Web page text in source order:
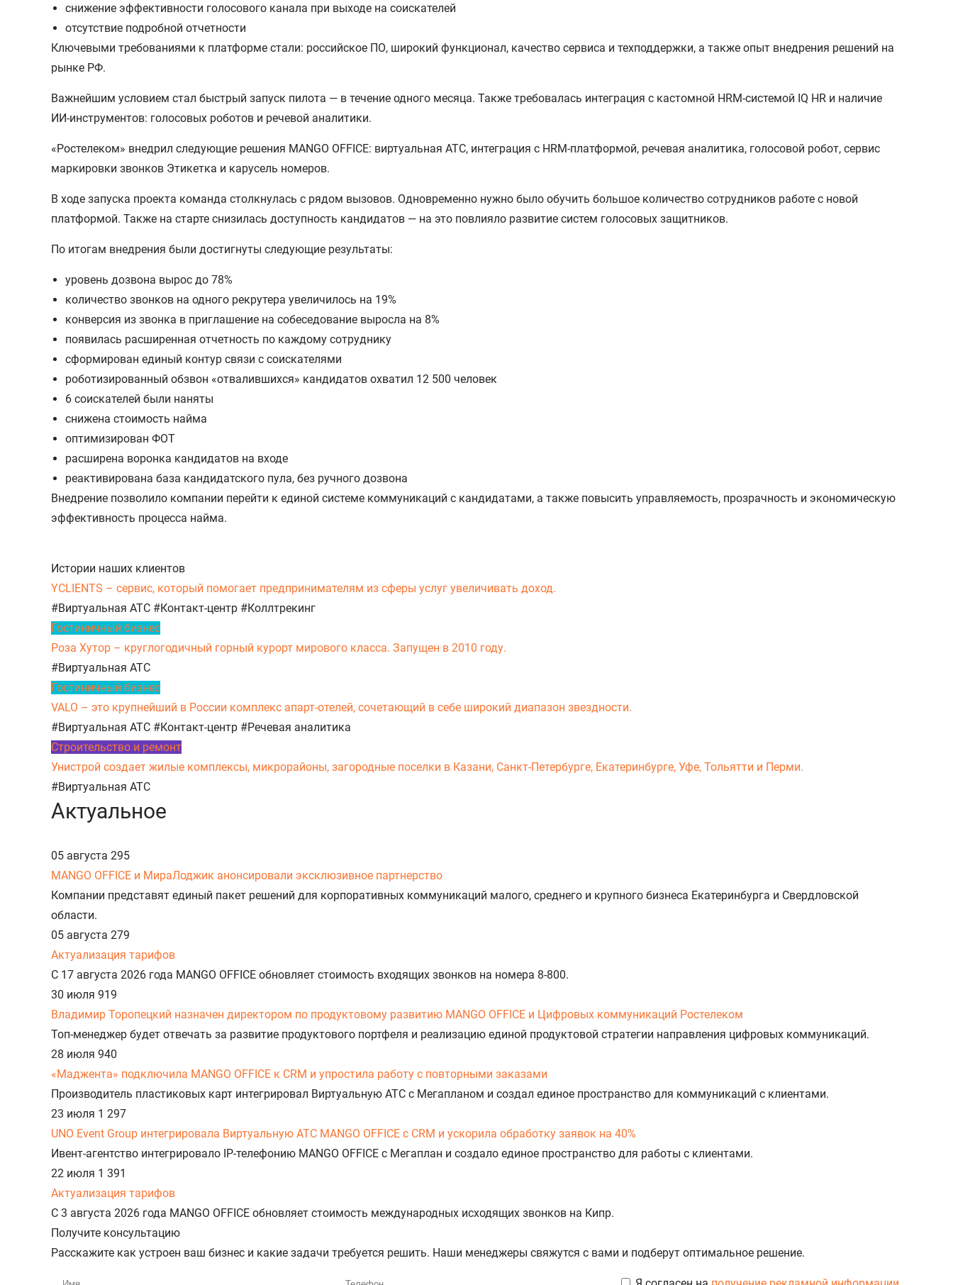
снижение эффективности голосового канала при выходе на соискателей
отсутствие подробной отчетности
Ключевыми требованиями к платформе стали: российское ПО, широкий функционал, качество сервиса и техподдержки, а также опыт внедрения решений на
рынке РФ.
Важнейшим условием стал быстрый запуск пилота — в течение одного месяца. Также требовалась интеграция с кастомной HRM-системой IQ HR и наличие
ИИ-инструментов: голосовых роботов и речевой аналитики.
«Ростелеком» внедрил следующие решения MANGO OFFICE: виртуальная АТС, интеграция с HRM-платформой, речевая аналитика, голосовой робот, сервис
маркировки звонков Этикетка и карусель номеров.
В ходе запуска проекта команда столкнулась с рядом вызовов. Одновременно нужно было обучить большое количество сотрудников работе с новой
платформой. Также на старте снизилась доступность кандидатов — на это повлияло развитие систем голосовых защитников.
По итогам внедрения были достигнуты следующие результаты:
уровень дозвона вырос до 78%
количество звонков на одного рекрутера увеличилось на 19%
конверсия из звонка в приглашение на собеседование выросла на 8%
появилась расширенная отчетность по каждому сотруднику
сформирован единый контур связи с соискателями
роботизированный обзвон «отвалившихся» кандидатов охватил 12 500 человек
6 соискателей были наняты
снижена стоимость найма
оптимизирован ФОТ
расширена воронка кандидатов на входе
реактивирована база кандидатского пула, без ручного дозвона
Внедрение позволило компании перейти к единой системе коммуникаций с кандидатами, а также повысить управляемость, прозрачность и экономическую
эффективность процесса найма.
Истории наших клиентов
YCLIENTS – сервис, который помогает предпринимателям из сферы услуг увеличивать доход.
#Виртуальная АТС #Контакт-центр #Коллтрекинг
Гостиничный бизнес
Роза Хутор – круглогодичный горный курорт мирового класса. Запущен в 2010 году.
#Виртуальная АТС
Гостиничный бизнес
VALO – это крупнейший в России комплекс апарт-отелей, сочетающий в себе широкий диапазон звездности.
#Виртуальная АТС #Контакт-центр #Речевая аналитика
Строительство и ремонт
Унистрой создает жилые комплексы, микрорайоны, загородные поселки в Казани, Санкт-Петербурге, Екатеринбурге, Уфе, Тольятти и Перми.
#Виртуальная АТС
Актуальное
05 августа 295
MANGO OFFICE и МираЛоджик анонсировали эксклюзивное партнерство
Компании представят единый пакет решений для корпоративных коммуникаций малого, среднего и крупного бизнеса Екатеринбурга и Свердловской
области.
05 августа 279
Актуализация тарифов
С 17 августа 2026 года MANGO OFFICE обновляет стоимость входящих звонков на номера 8-800.
30 июля 919
Владимир Торопецкий назначен директором по продуктовому развитию MANGO OFFICE и Цифровых коммуникаций Ростелеком
Топ-менеджер будет отвечать за развитие продуктового портфеля и реализацию единой продуктовой стратегии направления цифровых коммуникаций.
28 июля 940
«Маджента» подключила MANGO OFFICE к CRM и упростила работу с повторными заказами
Производитель пластиковых карт интегрировал Виртуальную АТС с Мегапланом и создал единое пространство для коммуникаций с клиентами.
23 июля 1 297
UNO Event Group интегрировала Виртуальную АТС MANGO OFFICE с CRM и ускорила обработку заявок на 40%
Ивент-агентство интегрировало IP-телефонию MANGO OFFICE с Мегаплан и создало единое пространство для работы с клиентами.
22 июля 1 391
Актуализация тарифов
С 3 августа 2026 года MANGO OFFICE обновляет стоимость международных исходящих звонков на Кипр.
Получите консультацию
Расскажите как устроен ваш бизнес и какие задачи требуется решить. Наши менеджеры свяжутся с вами и подберут оптимальное решение.